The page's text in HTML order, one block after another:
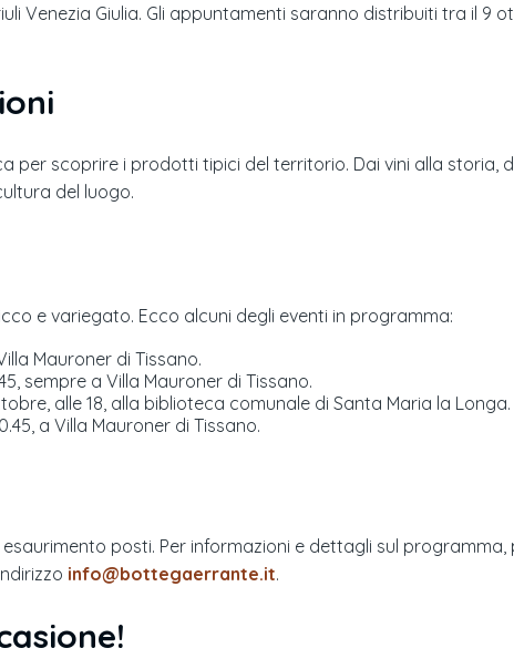
Venezia Giulia. Gli appuntamenti saranno distribuiti tra il 9
per scoprire i prodotti tipici del territorio. Dai vini alla storia,
del luogo.
e variegato. Ecco alcuni degli eventi in programma:
Mauroner di Tissano.
sempre a Villa Mauroner di Tissano.
alle 18, alla biblioteca comunale di Santa Maria la Longa.
a Villa Mauroner di Tissano.
posti. Per informazioni e dettagli sul
info@bottegaerrante.it.